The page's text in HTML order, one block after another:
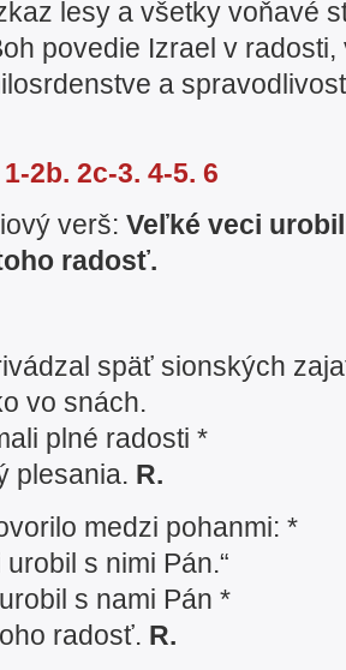
lesy a všetky voňavé
povedie Izrael v
a
2b. 2c-3. 4-5. 6
verš: Veľké veci
radosť.
späť sionských
vo snách.
plné radosti *
plesania. R.
medzi pohanmi: *
s nimi Pán.“
s nami Pán *
radosť. R.